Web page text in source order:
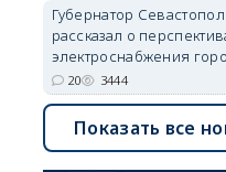
Губернатор
рассказал о
электроснабжения
20 3444
Показать все